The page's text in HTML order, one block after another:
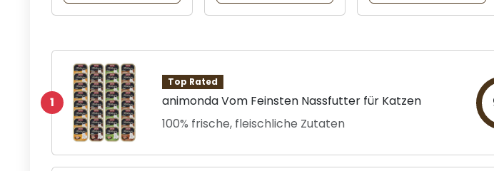
1
Top Rated
animonda Vom Feinsten Nassfutter für Katzen
100% frische, fleischliche Zutaten